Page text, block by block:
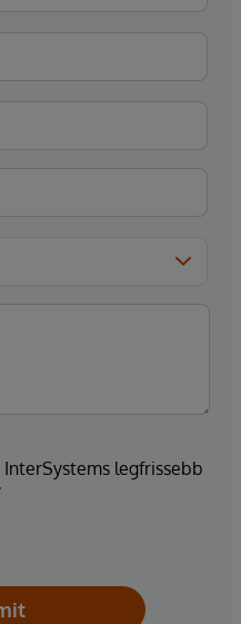
legfrissebb